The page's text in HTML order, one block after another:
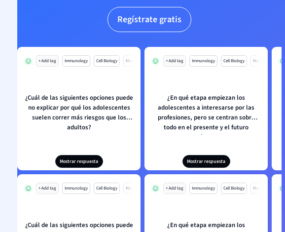
Regístrate gratis
+ Add tag Immunology Cell Biology Mo
¿Cuál de las siguientes opciones puede
no explicar por qué los adolescentes
suelen correr más riesgos que los
adultos?
Mostrar respuesta
+ Add tag Immunology Cell Biology Mo
¿En qué etapa empiezan los
adolescentes a interesarse por las
profesiones, pero se centran sobre
todo en el presente y el futuro
próximo?
Mostrar respuesta
+ Add tag Immunology Cell Biology Mo
¿Cuál de las siguientes opciones puede
+ Add tag Immunology Cell Biology Mo
¿En qué etapa empiezan los